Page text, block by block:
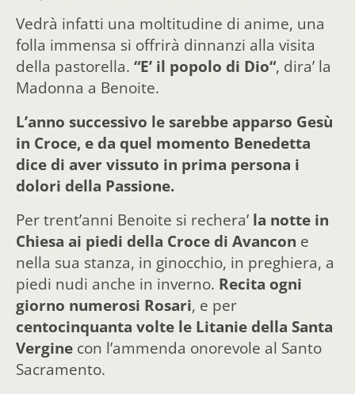
Vedrà infatti una moltitudine di anime, una
folla immensa si offrirà dinnanzi alla visita
della pastorella. “E’ il popolo di Dio“, dira’ la
Madonna a Benoite.
L’anno successivo le sarebbe apparso Gesù
in Croce, e da quel momento Benedetta
dice di aver vissuto in prima persona i
dolori della Passione.
Per trent’anni Benoite si rechera’ la notte in
Chiesa ai piedi della Croce di Avancon e
nella sua stanza, in ginocchio, in preghiera, a
piedi nudi anche in inverno. Recita ogni
giorno numerosi Rosari, e per
centocinquanta volte le Litanie della Santa
Vergine con l’ammenda onorevole al Santo
Sacramento.